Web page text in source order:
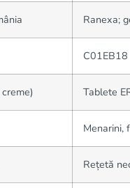
Ranexa;
C01EB18
Tablete
Menarini,
Rețetă